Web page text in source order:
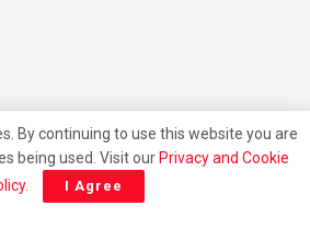
Privacy Policy Contact Us
By continuing to use this website you are
being used. Visit our Privacy and Cookie
. I Agree